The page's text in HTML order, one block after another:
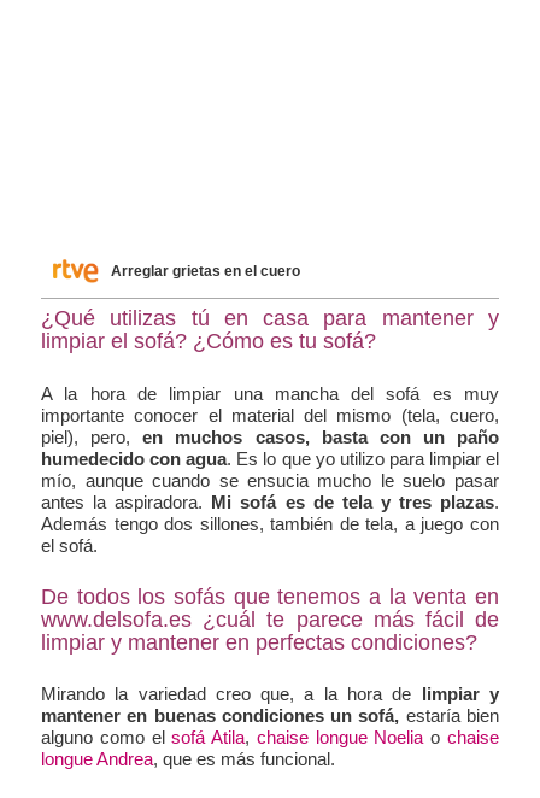
Arreglar grietas en el cuero
¿Qué utilizas tú en casa para mantener y
limpiar el sofá? ¿Cómo es tu sofá?
A la hora de limpiar una mancha del sofá es muy
importante conocer el material del mismo (tela, cuero,
piel), pero,en muchos casos, basta con un paño
humedecido con agua. Es lo que yo utilizo para limpiar el
mío, aunque cuando se ensucia mucho le suelo pasar
antes la aspiradora. Mi sofá es de tela y tres plazas.
Además tengo dos sillones, también de tela, a juego con
el sofá.
De todos los sofás que tenemos a la venta en
www.delsofa.es ¿cuál te parece más fácil de
limpiar y mantener en perfectas condiciones?
Mirando la variedad creo que, a la hora de limpiar y
mantener en buenas condiciones un sofá, estaría bien
alguno como elsofá Atila, chaise longue Noelia ochaise
longue Andrea, que es más funcional.